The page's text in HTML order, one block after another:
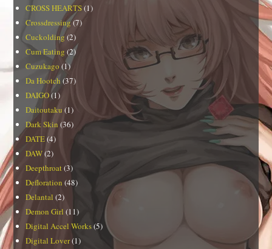
CROSS HEARTS(1)
Crossdressing(7)
Cuckolding (2)
Cum Eating (2)
Cuzukago (1)
Da Hootch (37)
DAIGO(1)
Daitoutaku (1)
Dark Skin (36)
DATE(4)
DAW(2)
Deepthroat(3)
Defloration (48)
Delantal (2)
Demon Girl (11)
Digital Accel Works(5)
Digital Lover(1)